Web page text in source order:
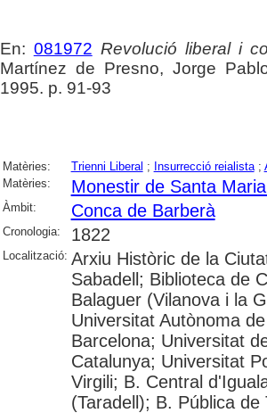
En: 081972 Revolució liberal i
Martínez de Presno, Jorge
1995. p. 91-93
Matèries: Trienni Liberal ; Insurrecció reialista;
Matèries:
Monestir de Santa
Àmbit: Conca de Barberà
Cronologia: 1822
Localització: Arxiu Històric de la
Sabadell; Biblioteca de
Balaguer (Vilanova i la
Universitat Autònoma
Barcelona; Universitat
Catalunya; Universitat
Virgili; B. Central
(Taradell); B. Pública de